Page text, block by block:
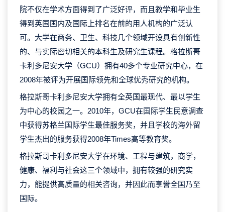
院不仅在学术方面得到了广泛好评，而且教学和毕业生
得到英国国内及国际上排名在前的用人机构的广泛认
可。大学在商务、卫生、科技几个领域开设具有创新性
的、与实际密切相关的本科生及研究生课程。格拉斯哥
卡利多尼安大学（GCU）拥有40多个专业研究中心，在
2008年被评为开展国际领先和全球优秀研究的机构。
格拉斯哥卡利多尼安大学拥有全英国最现代、最以学生
为中心的校园之一。2010年，GCU在国际学生民意调查
中获得苏格兰国际学生最佳服务奖，并且学校的海外留
学生杰出的服务获得2008年Times高等教育奖。
格拉斯哥卡利多尼安大学在环境、工程与建筑，商学，
健康、福利与社会这三个领域中，拥有较强的研究实
力，能提供高质量的相关咨询，并因此而享誉全国乃至
国际。